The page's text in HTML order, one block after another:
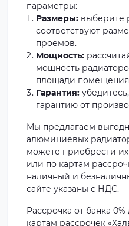
параметры:
Размеры: выберите
соответствуют
проёмов.
Мощность:
мощность
площади помещения
Гарантия:
гарантию от
Мы предлагаем
алюминиевых
можете приобрести их
или по картам
наличный и
сайте указаны с НДС.
Рассрочка от банка
картам рассрочек